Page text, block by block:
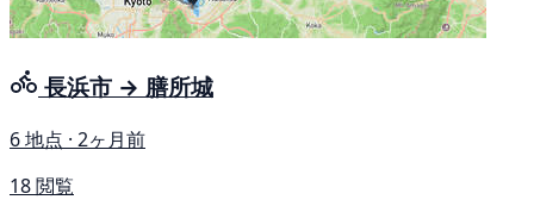
長浜市 → 膳所城
6 地点 · 2ヶ月前
18 閲覧